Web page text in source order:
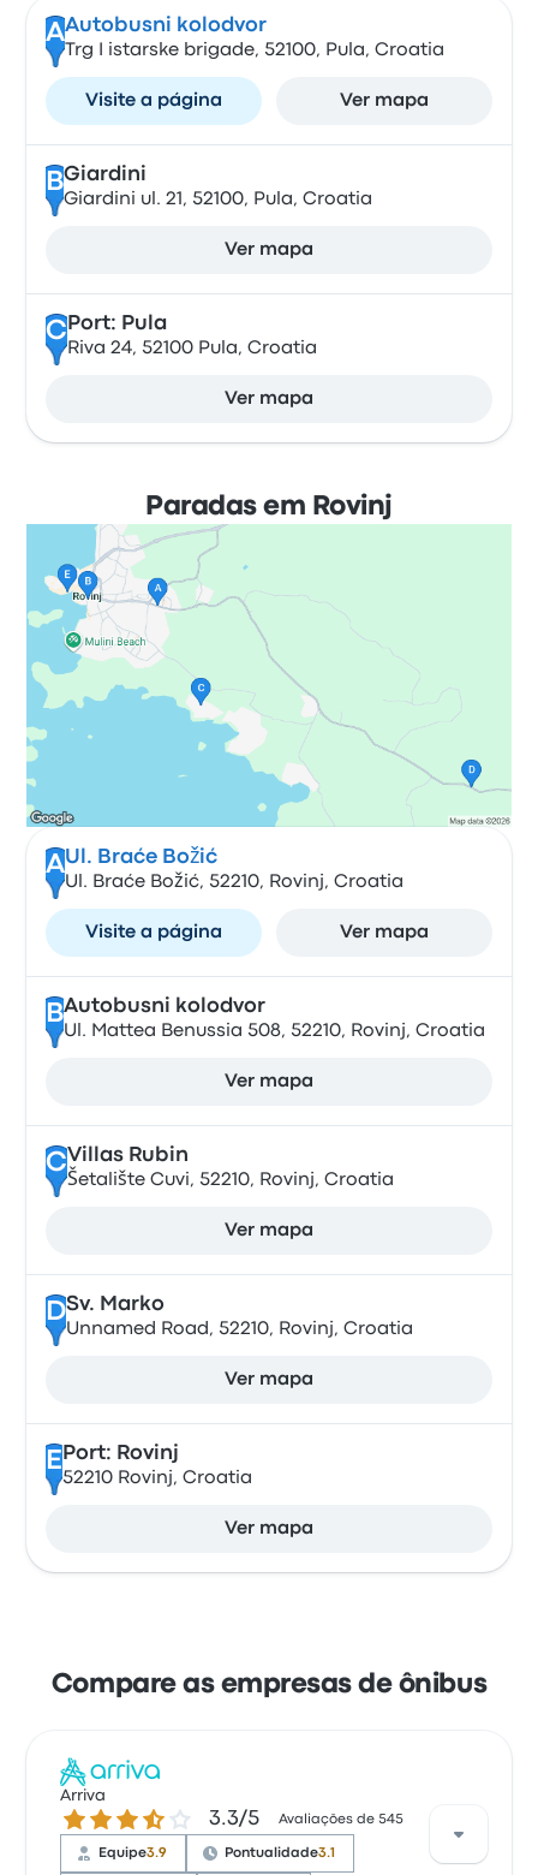
AAutobusni kolodvor
Trg I istarske brigade, 52100, Pula, Croatia
Visite a página Ver mapa
BGiardini
Giardini ul. 21, 52100, Pula, Croatia
Ver mapa
CPort: Pula
Riva 24, 52100 Pula, Croatia
Ver mapa
Paradas em Rovinj
AUl. Braće Božić
Ul. Braće Božić, 52210, Rovinj, Croatia
Visite a página Ver mapa
BAutobusni kolodvor
Ul. Mattea Benussia 508, 52210, Rovinj, Croatia
Ver mapa
CVillas Rubin
Šetalište Cuvi, 52210, Rovinj, Croatia
Ver mapa
DSv. Marko
Unnamed Road, 52210, Rovinj, Croatia
Ver mapa
E Port: Rovinj
52210 Rovinj, Croatia
Ver mapa
Compare as empresas de ônibus
Arriva
3.3 de 5 estrelas 3.3/5 Avaliações de 545
Equipe3.9 Pontualidade3.1